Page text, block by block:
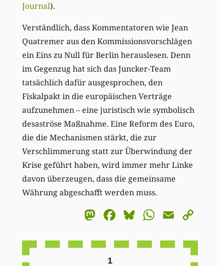
Journal).
Verständlich, dass Kommentatoren wie Jean
Quatremer aus den Kommissionsvorschlägen
ein Eins zu Null für Berlin herauslesen. Denn
im Gegenzug hat sich das Juncker-Team
tatsächlich dafür ausgesprochen, den
Fiskalpakt in die europäischen Verträge
aufzunehmen – eine juristisch wie symbolisch
desaströse Maßnahme. Eine Reform des Euro,
die die Mechanismen stärkt, die zur
Verschlimmerung statt zur Überwindung der
Krise geführt haben, wird immer mehr Linke
davon überzeugen, dass die gemeinsame
Währung abgeschafft werden muss.
Mastodon
Facebook
BlueskyEmail
1